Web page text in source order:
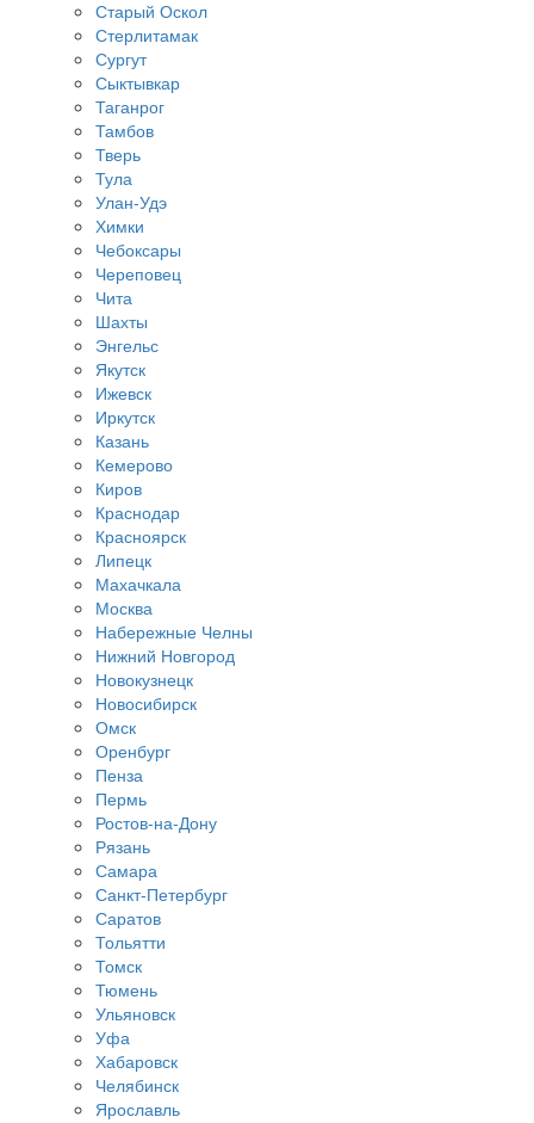
Старый Оскол
Стерлитамак
Сургут
Сыктывкар
Таганрог
Тамбов
Тверь
Тула
Улан-Удэ
Химки
Чебоксары
Череповец
Чита
Шахты
Энгельс
Якутск
Ижевск
Иркутск
Казань
Кемерово
Киров
Краснодар
Красноярск
Липецк
Махачкала
Москва
Набережные Челны
Нижний Новгород
Новокузнецк
Новосибирск
Омск
Оренбург
Пенза
Пермь
Ростов-на-Дону
Рязань
Самара
Санкт-Петербург
Саратов
Тольятти
Томск
Тюмень
Ульяновск
Уфа
Хабаровск
Челябинск
Ярославль